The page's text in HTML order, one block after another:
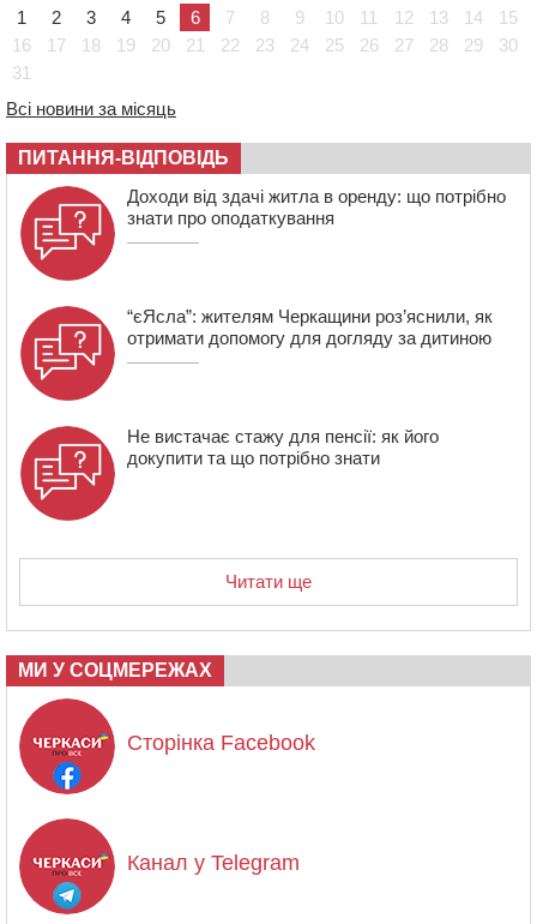
18:07
Боксерка з Черкащини готується до чемпіонату
Європи серед молоді
17:30
На Лисянщині проведуть в останню путь
полеглого внаслідок атаки FPV-дрона воїна
16:16 У Дахнівському лісництві екоінспектори натрапили на
незаконне будівництво
15:38
У лікарні померла жінка, яку на пішохідному переході
в Черкаському районі збила автівка
1
2 3 4 5 6 7 8 9 10 11 12 13 14
15
16
17 18 19 20 21 22 23 24 25 26 27 28 29
30
31
Всі новини за місяць
ПИТАННЯ-ВІДПОВІДЬ
Доходи від здачі житла в оренду: що потрібно
знати про оподаткування
“єЯсла”: жителям Черкащини роз’яснили, як
отримати допомогу для догляду за дитиною
Не вистачає стажу для пенсії: як його
докупити та що потрібно знати
Читати ще
МИ У СОЦМЕРЕЖАХ
Сторінка Facebook
Канал у Telegram